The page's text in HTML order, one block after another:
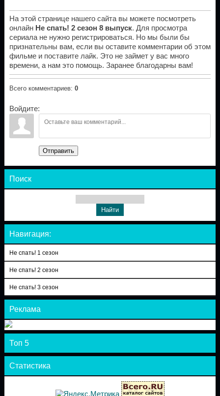
На этой странице нашего сайта вы можете посмотреть
онлайн Не спать! 2 сезон 8 выпуск. Для просмотра
сериала не нужно регистрироваться. Но мы были бы
признательны вам, если вы оставите комментарии об этом
фильме и поставите лайк. Это не займет у вас много
времени, а нам это помощь. Заранее благодарны вам!
Всего комментариев: 0
Войдите:
Отправить
Поиск
Навигация:
Не спать! 1 сезон
Не спать! 2 сезон
Не спать! 3 сезон
Реклама
Топ 5
Статистика